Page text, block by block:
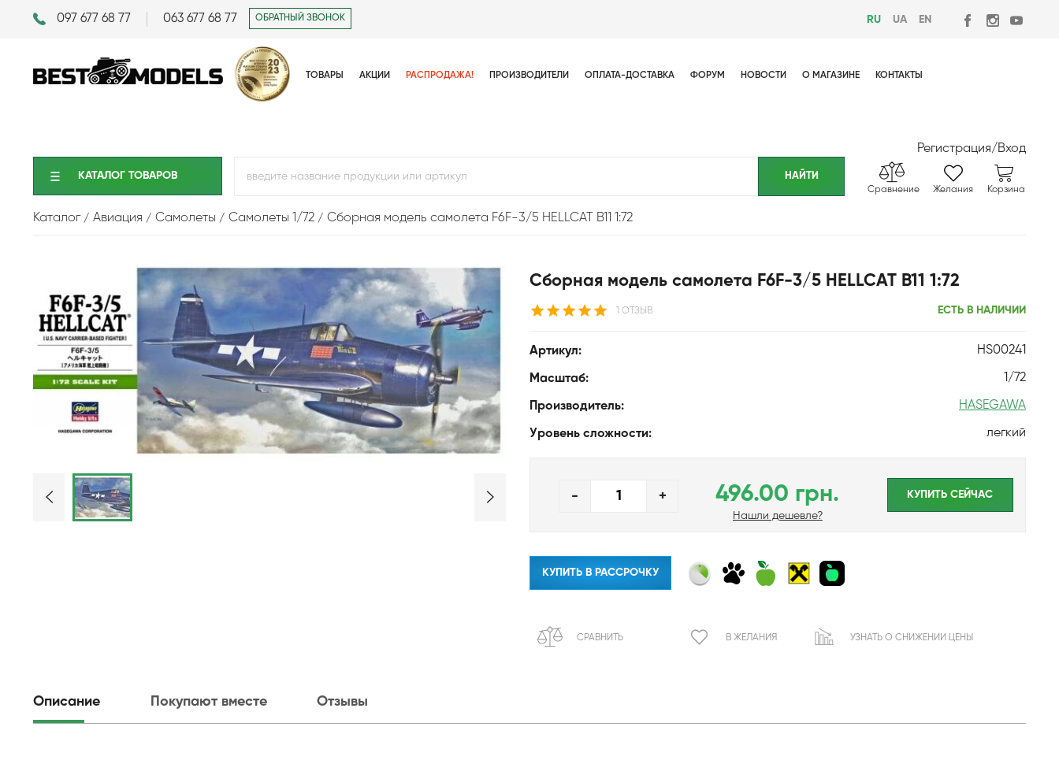
097 677 68 77 063 677 68 77 ОБРАТНЫЙ ЗВОНОК RU UA EN
ТОВАРЫ АКЦИИ РАСПРОДАЖА! ПРОИЗВОДИТЕЛИ ОПЛАТА-ДОСТАВКА ФОРУМ НОВОСТИ О МАГАЗИНЕ КОНТАКТЫ
Регистрация/Вход
КАТАЛОГ ТОВАРОВ
Сравнение Желания Корзина
Каталог Авиация Самолеты Самолеты 1/72 Сборная модель самолета F6F-3/5 HELLCAT B11 1:72
Сборная модель самолета F6F-3/5 HELLCAT B11 1:72
1 ОТЗЫВ ЕСТЬ В НАЛИЧИИ
Артикул: HS00241
Масштаб: 1/72
Производитель: HASEGAWA
Уровень сложности: легкий
- + 496.00 грн.
Нашли дешевле?
КУПИТЬ CЕЙЧАС
КУПИТЬ В РАССРОЧКУ
СРАВНИТЬ В ЖЕЛАНИЯ УЗНАТЬ О СНИЖЕНИИ ЦЕНЫ
Описание Покупают вместе Отзывы